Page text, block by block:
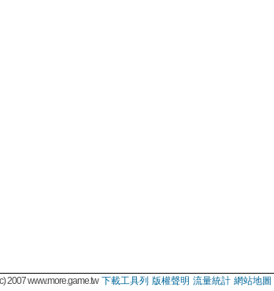
2007 www.more.game.tw 下載工具列 版權聲明 流量統計 網站地圖